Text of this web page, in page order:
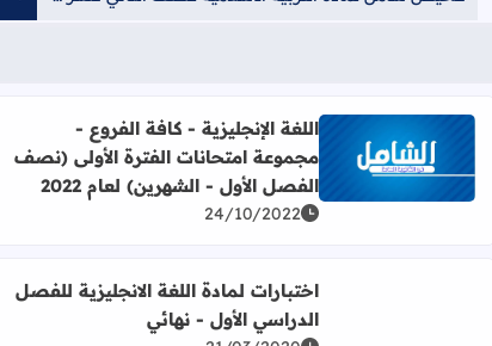
أسئلة اثرائية لسنوات سابقة لمادة اللغة الانجليزية للثاني عشر - منصة